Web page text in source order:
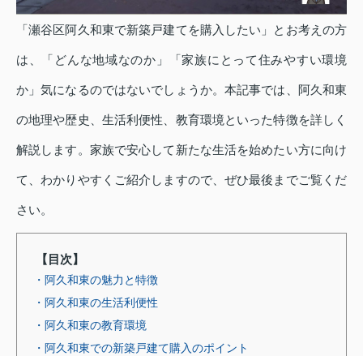
「瀬谷区阿久和東で新築戸建てを購入したい」とお考えの方
は、「どんな地域なのか」「家族にとって住みやすい環境
か」気になるのではないでしょうか。本記事では、阿久和東
の地理や歴史、生活利便性、教育環境といった特徴を詳しく
解説します。家族で安心して新たな生活を始めたい方に向け
て、わかりやすくご紹介しますので、ぜひ最後までご覧くだ
さい。
【目次】
・阿久和東の魅力と特徴
・阿久和東の生活利便性
・阿久和東の教育環境
・阿久和東での新築戸建て購入のポイント